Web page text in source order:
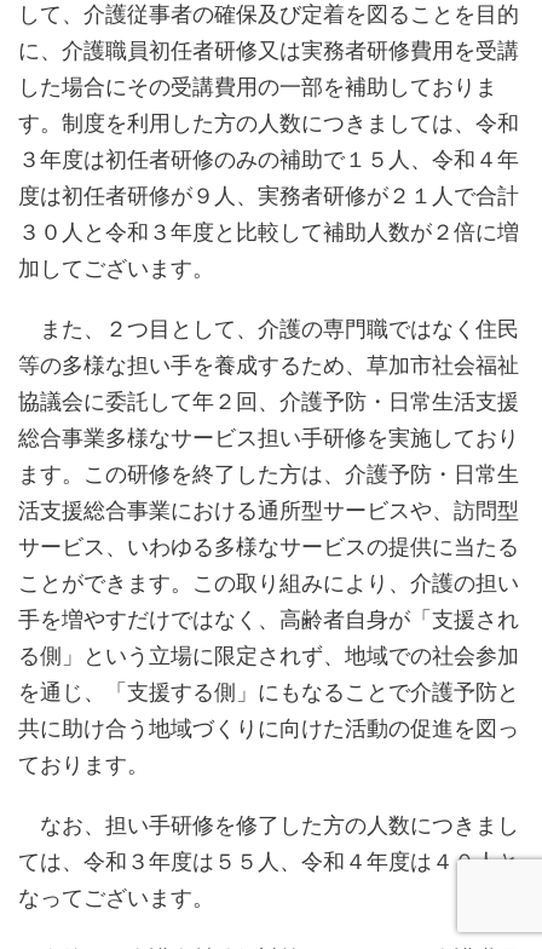
して、介護従事者の確保及び定着を図ることを目的
に、介護職員初任者研修又は実務者研修費用を受講
した場合にその受講費用の一部を補助しておりま
す。制度を利用した方の人数につきましては、令和
３年度は初任者研修のみの補助で１５人、令和４年
度は初任者研修が９人、実務者研修が２１人で合計
３０人と令和３年度と比較して補助人数が２倍に増
加してございます。
また、２つ目として、介護の専門職ではなく住民
等の多様な担い手を養成するため、草加市社会福祉
協議会に委託して年２回、介護予防・日常生活支援
総合事業多様なサービス担い手研修を実施しており
ます。この研修を終了した方は、介護予防・日常生
活支援総合事業における通所型サービスや、訪問型
サービス、いわゆる多様なサービスの提供に当たる
ことができます。この取り組みにより、介護の担い
手を増やすだけではなく、高齢者自身が「支援され
る側」という立場に限定されず、地域での社会参加
を通じ、「支援する側」にもなることで介護予防と
共に助け合う地域づくりに向けた活動の促進を図っ
ております。
なお、担い手研修を修了した方の人数につきまし
ては、令和３年度は５５人、令和４年度は４０人と
なってございます。